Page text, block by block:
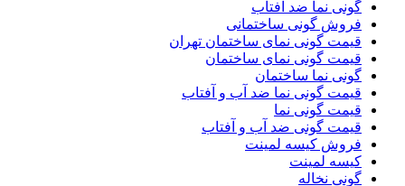
گونی نما ضد آفتاب
فروش گونی ساختمانی
قیمت گونی نمای ساختمان تهران
قیمت گونی نمای ساختمان
گونی نما ساختمان
قیمت گونی نما ضد آب و آفتاب
قیمت گونی نما
قیمت گونی ضد آب و آفتاب
فروش کیسه لمینت
کیسه لمینت
گونی نخاله